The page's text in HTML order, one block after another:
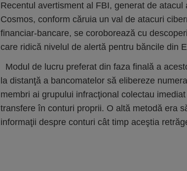
Recentul avertisment al FBI, generat de atacul
Cosmos, conform căruia un val de atacuri
financiar-bancare, se coroborează cu
care ridică nivelul de alertă pentru băncile din
Modul de lucru preferat din faza finală a
la distanţă a bancomatelor să elibereze
membri ai grupului infracţional colectau
transfere în conturi proprii. O altă metodă era
informaţii despre conturi cât timp aceştia